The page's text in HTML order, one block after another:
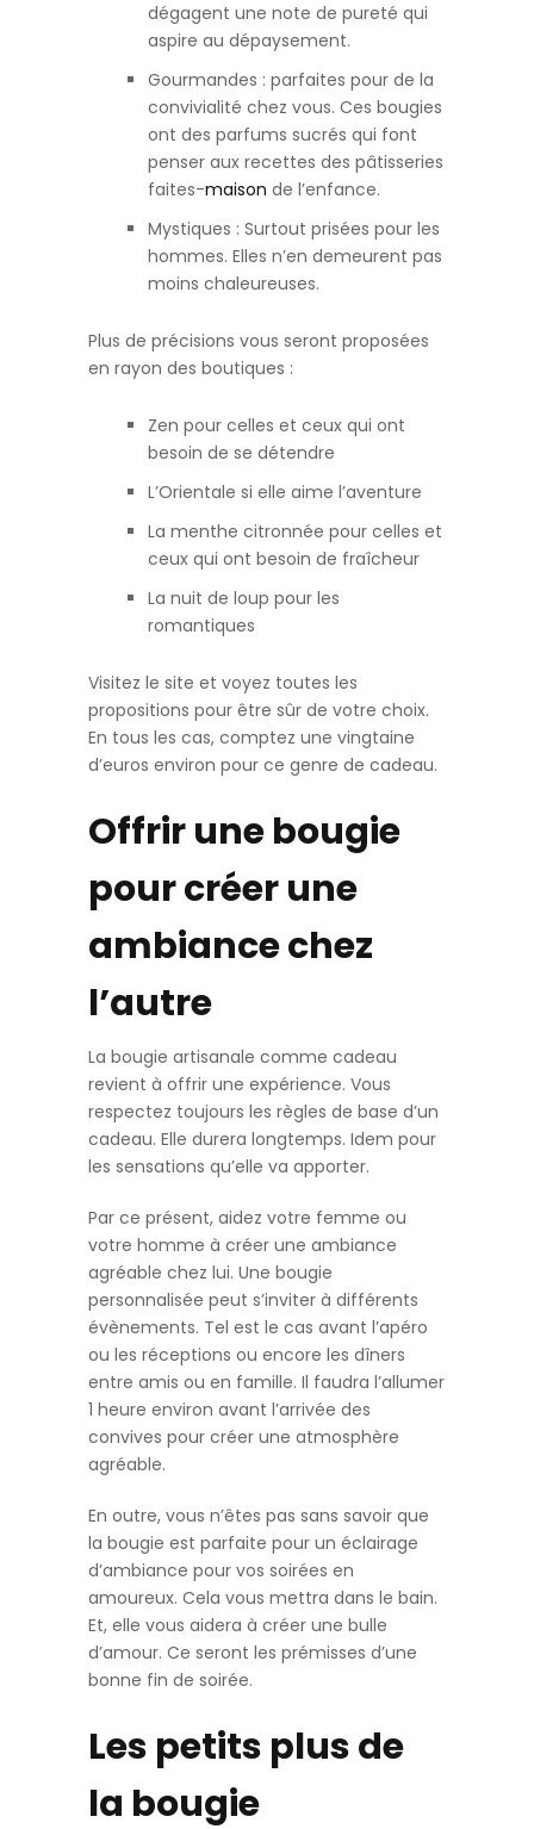
dégagent une note de pureté qui
aspire au dépaysement.
Gourmandes : parfaites pour de la
convivialité chez vous. Ces bougies
ont des parfums sucrés qui font
penser aux recettes des pâtisseries
faites-maison de l’enfance.
Mystiques : Surtout prisées pour les
hommes. Elles n’en demeurent pas
moins chaleureuses.
Plus de précisions vous seront proposées
en rayon des boutiques :
Zen pour celles et ceux qui ont
besoin de se détendre
L’Orientale si elle aime l’aventure
La menthe citronnée pour celles et
ceux qui ont besoin de fraîcheur
La nuit de loup pour les
romantiques
Visitez le site et voyez toutes les
propositions pour être sûr de votre choix.
En tous les cas, comptez une vingtaine
d’euros environ pour ce genre de cadeau.
Offrir une bougie
pour créer une
ambiance chez
l’autre
La bougie artisanale comme cadeau
revient à offrir une expérience. Vous
respectez toujours les règles de base d’un
cadeau. Elle durera longtemps. Idem pour
les sensations qu’elle va apporter.
Par ce présent, aidez votre femme ou
votre homme à créer une ambiance
agréable chez lui. Une bougie
personnalisée peut s’inviter à différents
évènements. Tel est le cas avant l’apéro
ou les réceptions ou encore les dîners
entre amis ou en famille. Il faudra l’allumer
1 heure environ avant l’arrivée des
convives pour créer une atmosphère
agréable.
En outre, vous n’êtes pas sans savoir que
la bougie est parfaite pour un éclairage
d’ambiance pour vos soirées en
amoureux. Cela vous mettra dans le bain.
Et, elle vous aidera à créer une bulle
d’amour. Ce seront les prémisses d’une
bonne fin de soirée.
Les petits plus de
la bougie